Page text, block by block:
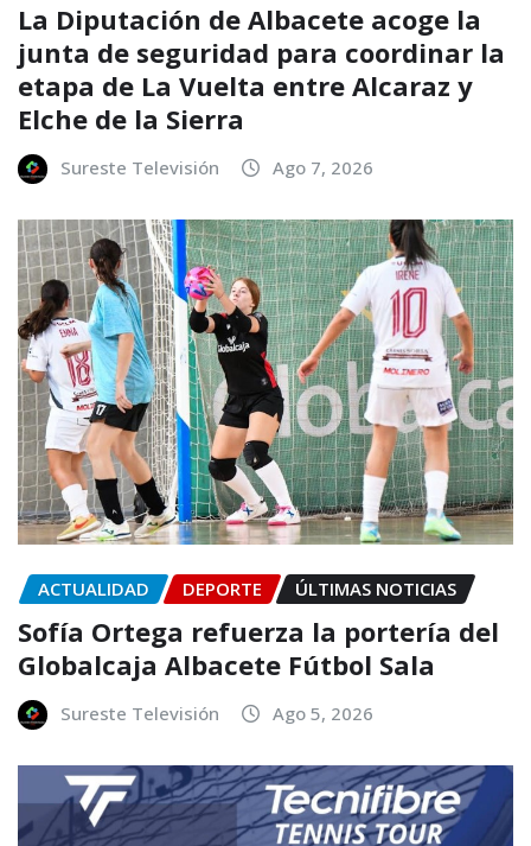
La Diputación de Albacete acoge la
junta de seguridad para coordinar la
etapa de La Vuelta entre Alcaraz y
Elche de la Sierra
Sureste Televisión Ago 7, 2026
ACTUALIDAD DEPORTE ÚLTIMAS NOTICIAS
Sofía Ortega refuerza la portería del
Globalcaja Albacete Fútbol Sala
Sureste Televisión Ago 5, 2026